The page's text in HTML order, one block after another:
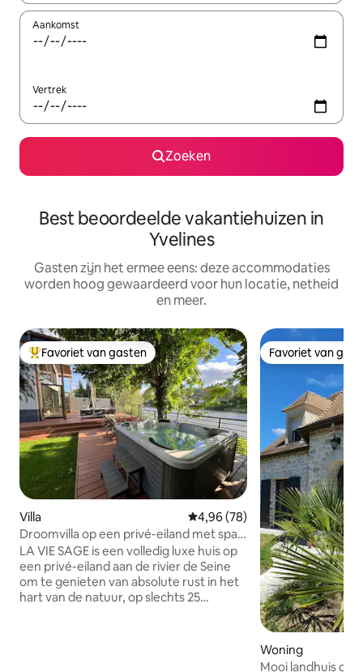
Aankomst
Vertrek
Zoeken
Best beoordeelde vakantiehuizen in
Yvelines
Gasten zijn het ermee eens: deze accommodaties
worden hoog gewaardeerd voor hun locatie, netheid
en meer.
Topfavoriet van gasten
Favoriet van gasten
Villa Gemiddelde beoordeling van
4,96 (78)
Droomvilla op een privé-eiland met spa
en sauna
LA VIE SAGE is een volledig luxe huis op
een privé-eiland aan de rivier de Seine
om te genieten van absolute rust in het
hart van de natuur, op slechts 25
Favoriet van
Favoriet van
Woning
Mooi landhuis op